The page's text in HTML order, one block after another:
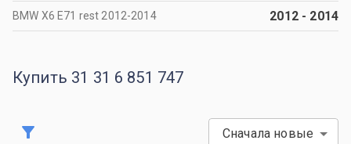
BMW X6 Е71 rest 2012-2014 2012- 2014
Купить 31 31 6 851 747
Сначала новые